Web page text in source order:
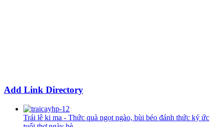
Add Link Directory
Trái lê ki ma - Thức quà ngọt ngào, bùi béo đánh thức ký ức